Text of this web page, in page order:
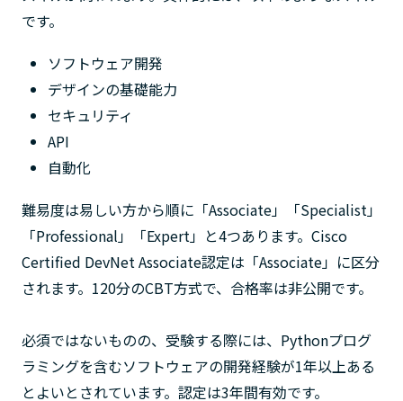
です。
ソフトウェア開発
デザインの基礎能力
セキュリティ
API
自動化
難易度は易しい方から順に「Associate」「Specialist」
「Professional」「Expert」と4つあります。Cisco
Certified DevNet Associate認定は「Associate」に区分
されます。120分のCBT方式で、合格率は非公開です。
必須ではないものの、受験する際には、Pythonプログ
ラミングを含むソフトウェアの開発経験が1年以上ある
とよいとされています。認定は3年間有効です。